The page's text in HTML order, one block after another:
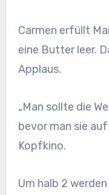
Carmen erfüllt
eine Butter leer.
Applaus.
„Man sollte die
bevor man sie
Kopfkino.
Um halb 2